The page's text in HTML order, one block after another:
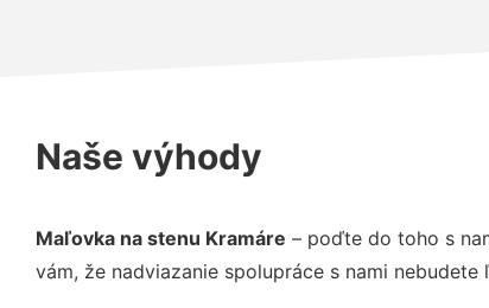
Naše výhody
Maľovka na stenu Kramáre – poďte do toho s
vám, že nadviazanie spolupráce s nami nebudete